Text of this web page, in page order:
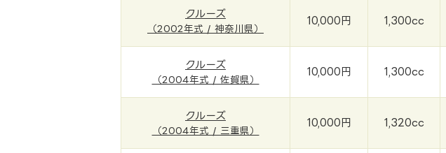
クルーズ
（2002年式 / 神奈川県）
10,000円 1,300cc
クルーズ
（2004年式 / 佐賀県）
10,000円 1,300cc
クルーズ
（2004年式 / 三重県）
10,000円 1,320cc